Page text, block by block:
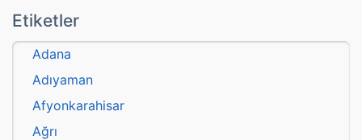
Etiketler
Adana
Adıyaman
Afyonkarahisar
Ağrı